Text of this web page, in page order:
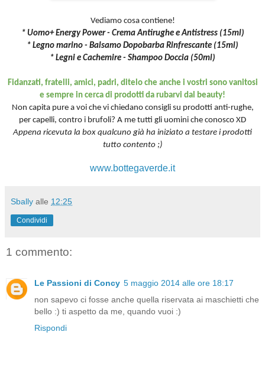
Vediamo cosa contiene!
* Uomo+ Energy Power - Crema Antirughe e Antistress (15ml)
* Legno marino - Balsamo Dopobarba Rinfrescante (15ml)
* Legni e Cachemire - Shampoo Doccia (50ml)
Fidanzati, fratelli, amici, padri, ditelo che anche i vostri sono vanitosi
e sempre in cerca di prodotti da rubarvi dal beauty!
Non capita pure a voi che vi chiedano consigli su prodotti anti-rughe,
per capelli, contro i brufoli? A me tutti gli uomini che conosco XD
Appena ricevuta la box qualcuno già ha iniziato a testare i prodotti
tutto contento ;)
www.bottegaverde.it
Sbally alle 12:25
Condividi
1 commento:
Le Passioni di Concy 5 maggio 2014 alle ore 18:17
non sapevo ci fosse anche quella riservata ai maschietti che
bello :) ti aspetto da me, quando vuoi :)
Rispondi